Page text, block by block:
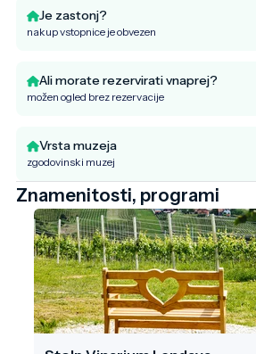
Je zastonj?
nakup vstopnice je obvezen
Ali morate rezervirati vnaprej?
možen ogled brez rezervacije
Vrsta muzeja
zgodovinski muzej
Znamenitosti, programi